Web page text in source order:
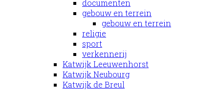
documenten
gebouw en terrein
gebouw en terrein
religie
sport
verkennerij
Katwijk Leeuwenhorst
Katwijk Neubourg
Katwijk de Breul